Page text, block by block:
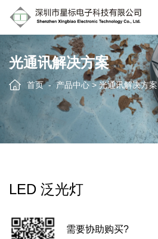
光通讯解决方案
首页 产品中心 > 光通讯解决方案
LED 泛光灯
需要协助购买?